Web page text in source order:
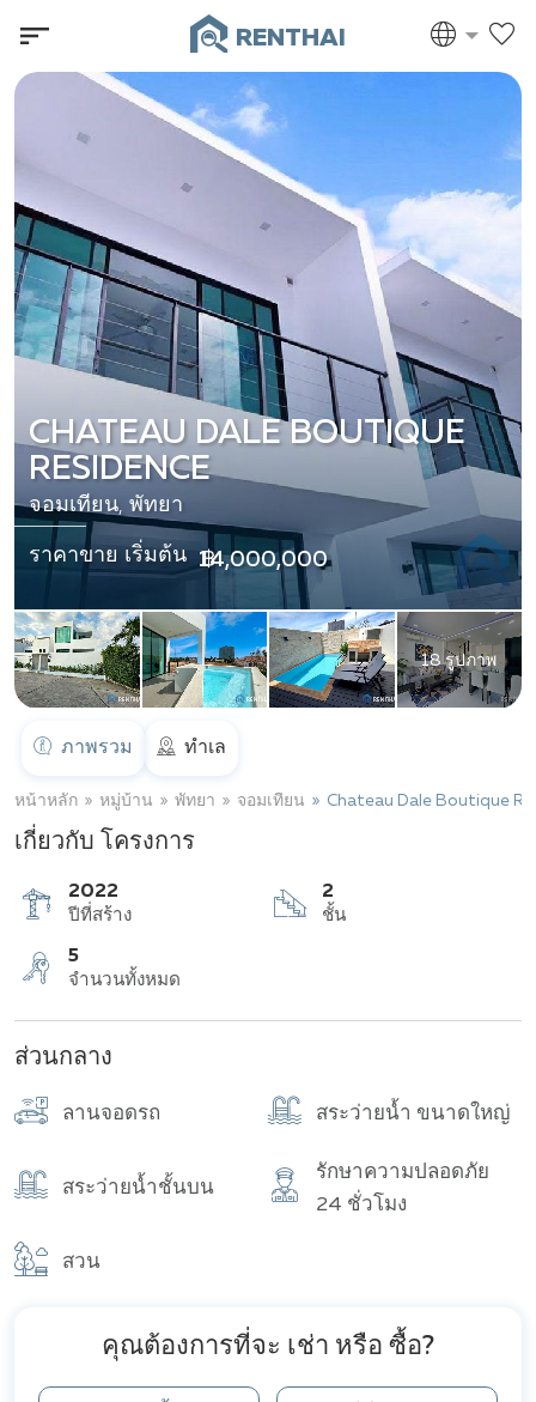
RENTHAI
18 รูปภาพ
CHATEAU DALE BOUTIQUE
RESIDENCE
จอมเทียน, พัทยา
ราคาขาย เริ่มต้น ฿ 14,000,000
ภาพรวม ทำเล
หน้าหลัก หมู่บ้าน พัทยา จอมเทียน Chateau Dale Boutique
เกี่ยวกับ โครงการ
2022
ปีที่สร้าง ชั้น
5
ส่วนกลาง
ลานจอดรถ สระว่ายน้ำ ขนาดใหญ่
สระว่ายน้ำชั้นบน
รักษาความปลอดภัย
24 ชั่วโมง
สวน
คุณต้องการที่จะ เช่า หรือ ซื้อ?